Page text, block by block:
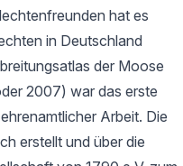
hat es
in Deutschland
der Moose
2007) war das erste
Arbeit. Die
erstellt und über die